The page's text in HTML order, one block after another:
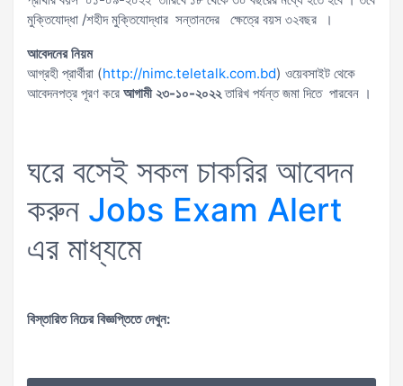
মুক্তিযোদ্ধা /শহীদ মুক্তিযোদ্ধার সন্তানদের ক্ষেত্রে বয়স ৩২বছর ।
আবেদনের নিয়ম
আগ্রহী প্রার্থীরা (http://nimc.teletalk.com.bd) ওয়েবসাইট থেকে
আবেদনপত্র পূরণ করে আগামী২৩-১০-২০২২তারিখ পর্যন্ত জমা দিতে পারবেন ।
ঘরে বসেই সকল চাকরির আবেদন
করুন Jobs Exam Alert
এর মাধ্যমে
বিস্তারিত নিচের বিজ্ঞপ্তিতে দেখুন: